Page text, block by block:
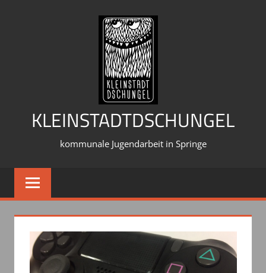
KLEINSTADTDSCHUNGEL
kommunale Jugendarbeit in Springe